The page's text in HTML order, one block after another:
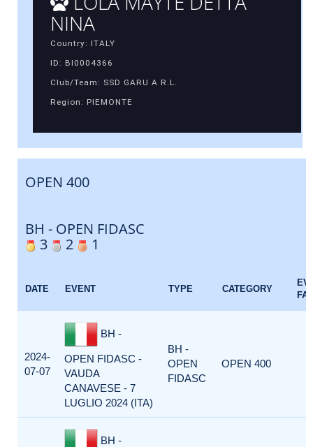
NINA
Country: ITALY
ID: BI0004366
Club/Team: SSD GARU A R.L.
Region: PIEMONTE
OPEN 400
BH - OPEN FIDASC
3
2 1
DATE EVENT TYPE CATEGORY
2024-
07-07
BH -
OPEN FIDASC -
VAUDA
CANAVESE - 7
LUGLIO 2024 (ITA)
BH -
OPEN
FIDASC
OPEN 400
BH -